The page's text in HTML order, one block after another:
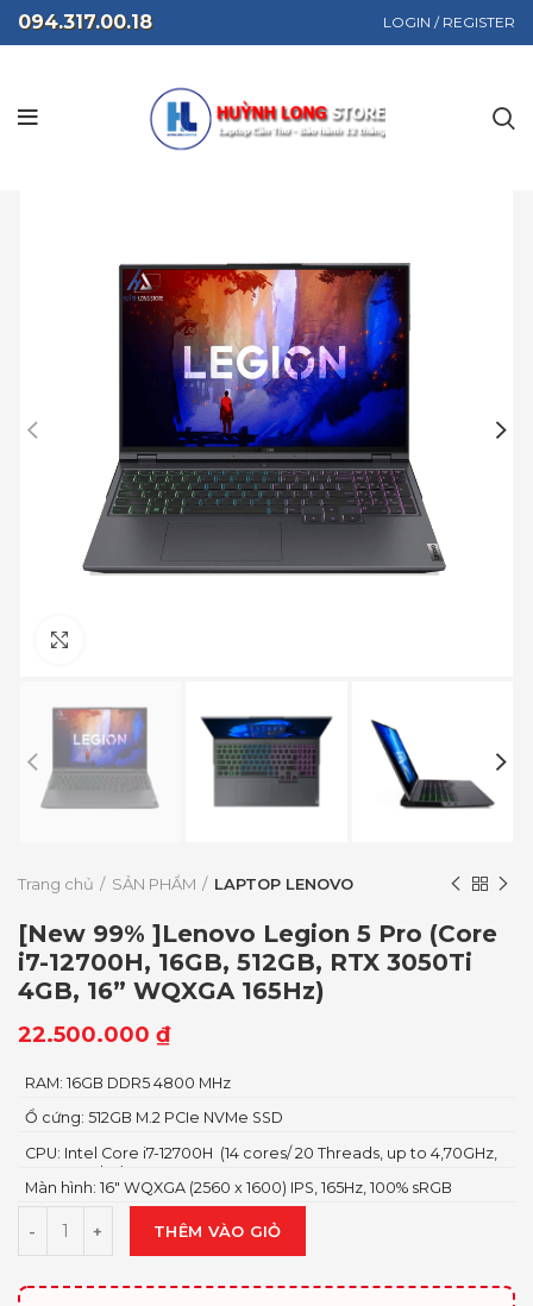
094.317.00.18 LOGIN / REGISTER
Trang chủ SẢN PHẨM LAPTOP LENOVO
[New 99% ]Lenovo Legion 5 Pro (Core
i7-12700H, 16GB, 512GB, RTX 3050Ti
4GB, 16” WQXGA 165Hz)
22.500.000 ₫
RAM: 16GB DDR5 4800 MHz
Ổ cứng: 512GB M.2 PCIe NVMe SSD
CPU: Intel Core i7-12700H (14 cores/ 20 Threads, up to 4,70GHz,
24MB Cache)
Màn hình: 16″ WQXGA (2560 x 1600) IPS, 165Hz, 100% sRGB
THÊM VÀO GIỎ